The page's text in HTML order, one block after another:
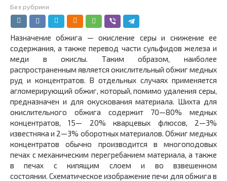
Без рубрики
Назначение обжига — окисление серы и снижение ее
содержа­ния, а также перевод части сульфидов железа и
меди в окислы. Таким образом, наиболее
распространенным является окислитель­ный обжиг медных
руд и концентратов. В отдельных случаях при­меняется
агломерирующий обжиг, который, помимо удаления серы,
предназначен и для окускования материала. Шихта для
окисли­тельного обжига содержит 70—80% медных
концентратов, 15— 20% кварцевых флюсов, 2—3%
известняка и 2—3% оборотных материалов. Обжиг медных
концентратов обычно производится в многоподовых
печах с механическим перегребанием материала, а также
в печах с кипящим слоем и во взвешенном
состоянии. Схематическое изображение печи для обжига в